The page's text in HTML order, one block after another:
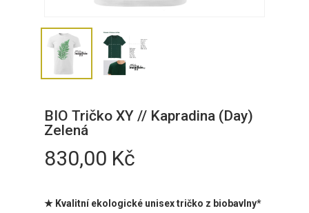
BIO Tričko XY // Kapradina (Day)
Zelená
830,00 Kč
★ Kvalitní ekologické unisex tričko z biobavlny*